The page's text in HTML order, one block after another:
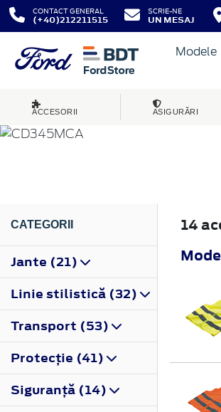
CONTACT GENERAL
(+40)212211515
SCRIE-NE
UN MESAJ
Modele
ACCESORII ASIGURĂRI
MONDEO
CATEGORII
Jante (21)
Linie stilistică (32)
Transport (53)
Protecţie (41)
Siguranţă (14)
14